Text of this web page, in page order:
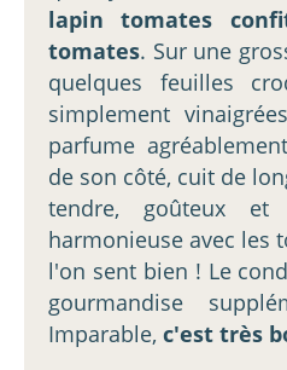
lapin tomates
tomates. Sur une
quelques feuilles
simplement
parfume
de son côté, cuit de
tendre, goûteux
harmonieuse avec les
l'on sent bien ! Le
gourmandise
Imparable, c'est très